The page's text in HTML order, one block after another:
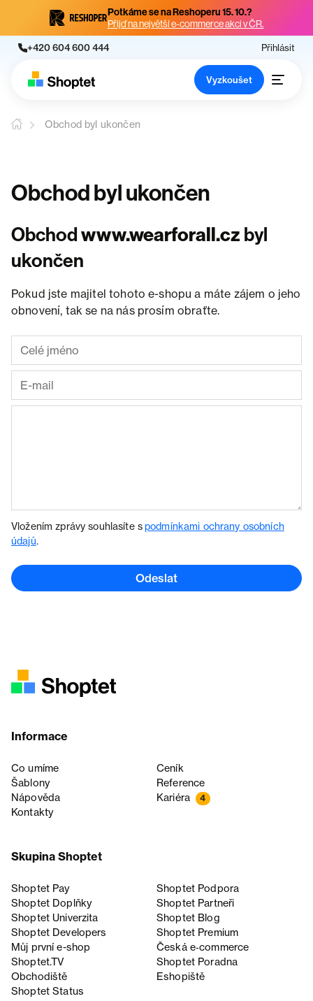
Potkáme se na Reshoperu 15. 10.?
Přijď na největší e-commerce akci v ČR.
+420 604 600 444 Přihlásit
Vyzkoušet
Obchod byl ukončen
Obchod byl ukončen
Obchodwww.wearforall.cz byl
ukončen
Pokud jste majitel tohoto e-shopu a máte zájem o jeho
obnovení, tak se na nás prosím obraťte.
Vložením zprávy souhlasíte spodmínkami ochrany osobních
údajů.
Odeslat
Informace
Co umíme
Ceník
Šablony
Reference
Nápověda
Kariéra 4
Kontakty
Skupina Shoptet
Shoptet Pay
Shoptet Podpora
Shoptet Doplňky
Shoptet Partneři
Shoptet Univerzita
Shoptet Blog
Shoptet Developers
Shoptet Premium
Můj první e-shop
Česká e‑commerce
Shoptet.TV
Shoptet Poradna
Obchodiště
Eshopiště
Shoptet Status